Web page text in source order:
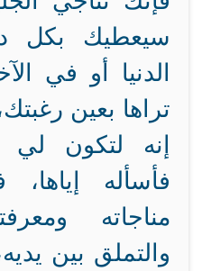
سيعطيك بكل
الدنيا أو في
تراها بعين
إنه لتكون لي
فأسأله
مناجاته
والتملق بين